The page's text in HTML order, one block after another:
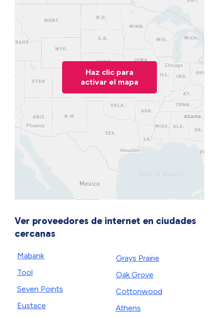
Haz clic para
activar el mapa
Ver proveedores de internet en ciudades
cercanas
Mabank
Tool
Seven Points
Eustace
Grays Prairie
Oak Grove
Cottonwood
Athens